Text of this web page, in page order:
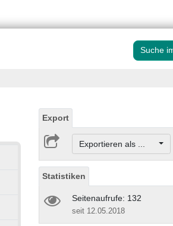
Suche
Export
Exportieren als ...
Statistiken
Seitenaufrufe: 132
seit 12.05.2018